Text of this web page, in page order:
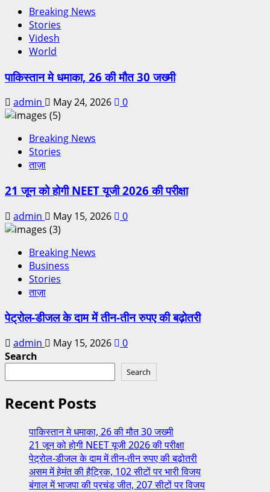
Breaking News
Stories
Videsh
World
पाकिस्तान मे धमाका, 26 की मौत 30 जख्मी
admin May 24, 2026 0
Breaking News
Stories
ताज़ा
21 जून को होगी NEET यूजी 2026 की परीक्षा
admin May 15, 2026 0
Breaking News
Business
Stories
ताज़ा
पेट्रोल-डीजल के दाम में तीन-तीन रुपए की बढ़ोतरी
admin May 15, 2026
0
Search
Search
Recent Posts
पाकिस्तान मे धमाका, 26 की मौत 30 जख्मी
21 जून को होगी NEET यूजी 2026 की परीक्षा
पेट्रोल-डीजल के दाम में तीन-तीन रुपए की बढ़ोतरी
असम में हेमंत की हैट्रिक, 102 सीटों पर भारी विजय
बंगाल में भाजपा की प्रचंड जीत, 207 सीटों पर विजय